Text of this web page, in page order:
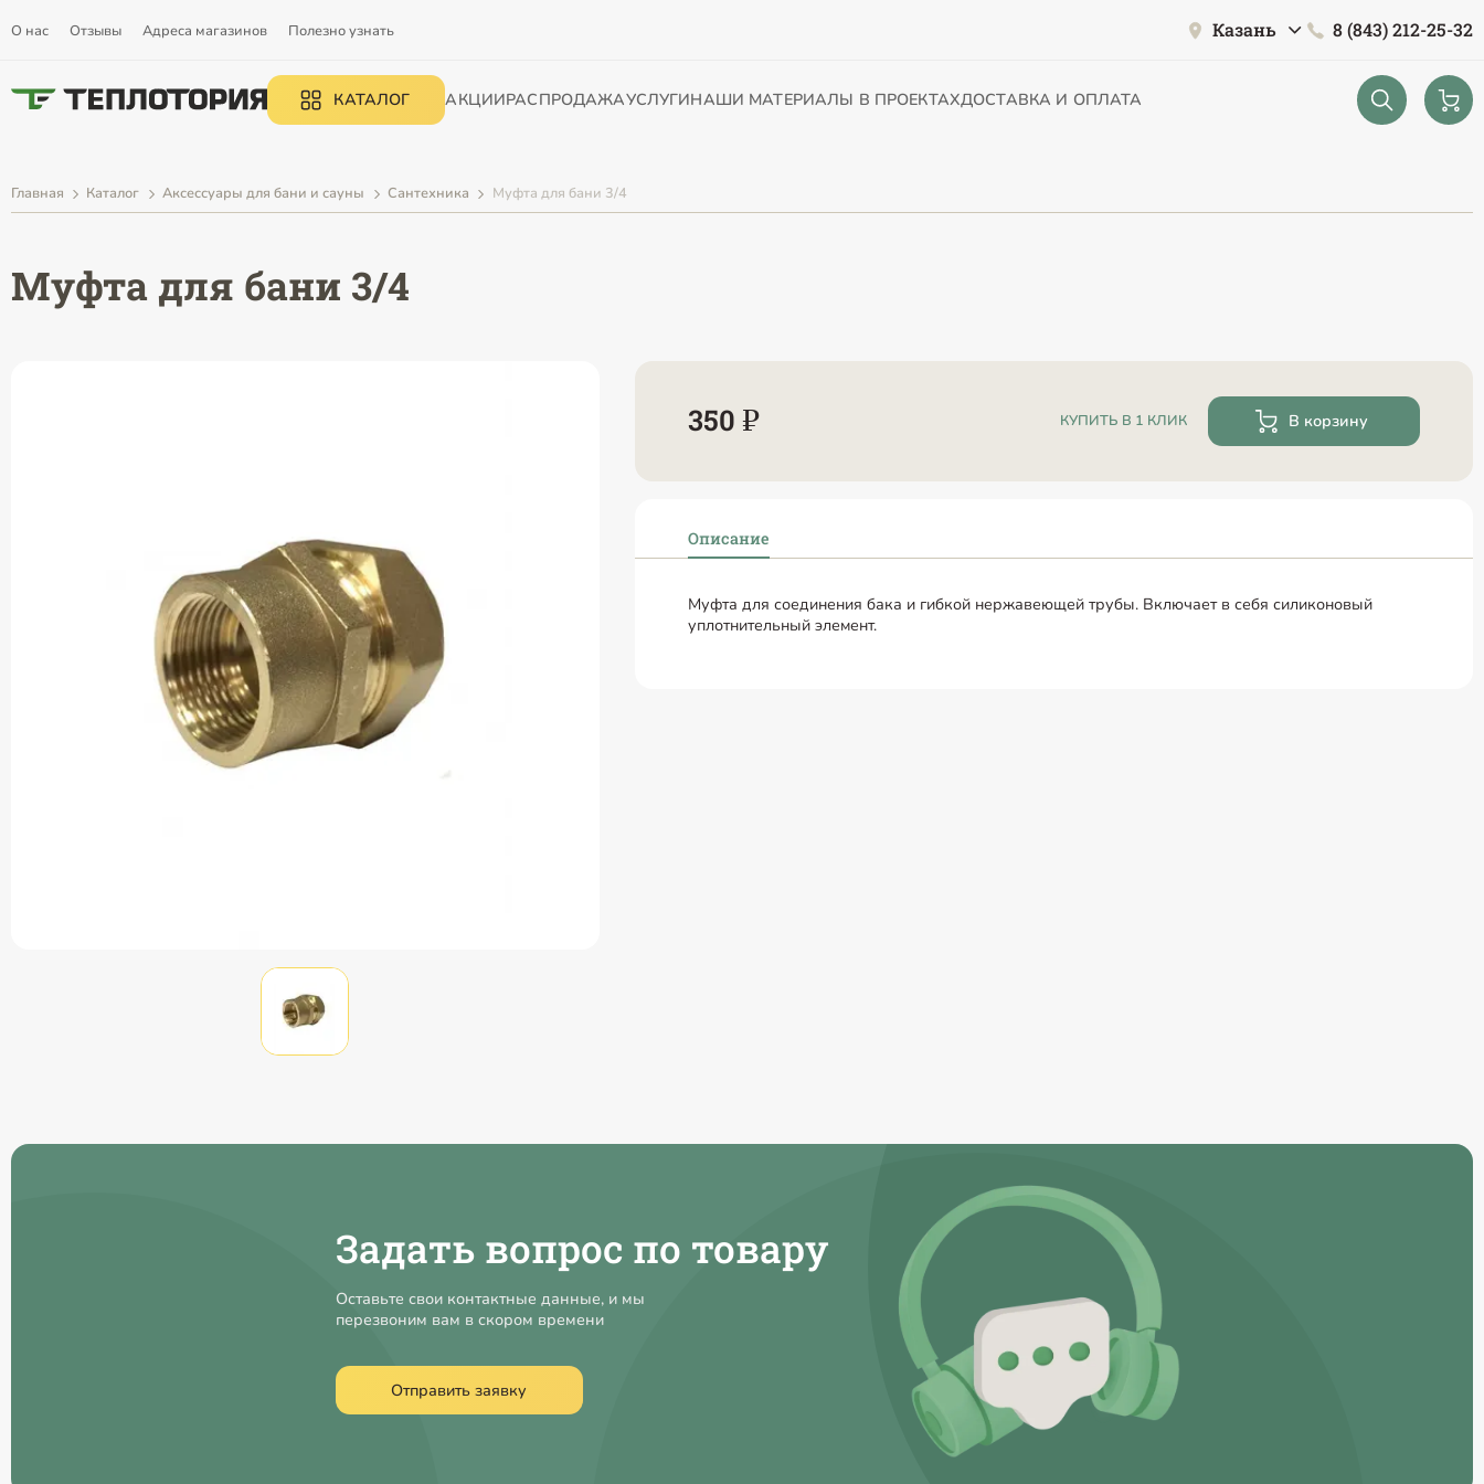
О нас Отзывы Адреса магазинов Полезно узнать Казань 8 (843) 212-25-32
КАТАЛОГ АКЦИИРАСПРОДАЖАУСЛУГИНАШИ МАТЕРИАЛЫ В ПРОЕКТАХДОСТАВКА И ОПЛАТА
Главная Каталог Аксессуары для бани и сауны Сантехника Муфта для бани 3/4
Муфта для бани 3/4
350 ₽ КУПИТЬ В 1 КЛИК В корзину
Описание
Муфта для соединения бака и гибкой нержавеющей трубы. Включает в себя силиконовый
уплотнительный элемент.
Задать вопрос по товару
Оставьте свои контактные данные, и мы
перезвоним вам в скором времени
Отправить заявку